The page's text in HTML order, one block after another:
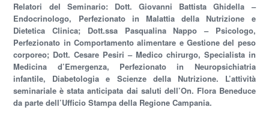
Relatori del Seminario: Dott. Giovanni Battista Ghidella –
Endocrinologo, Perfezionato in Malattia della Nutrizione e
Dietetica Clinica; Dott.ssa Pasqualina Nappo – Psicologo,
Perfezionato in Comportamento alimentare e Gestione del peso
corporeo; Dott. Cesare Pesiri – Medico chirurgo, Specialista in
Medicina d’Emergenza, Perfezionato in Neuropsichiatria
infantile, Diabetologia e Scienze della Nutrizione. L’attività
seminariale è stata anticipata dai saluti dell’On. Flora Beneduce
da parte dell’Ufficio Stampa della Regione Campania.